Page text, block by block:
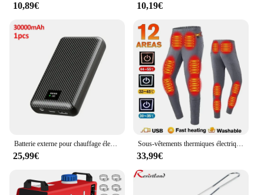
10,89€ 10,19€
Batterie externe pour chauffage électrique, chargeur portable, équipement de chauffage, 40000mAh, DC 7.4V, veste chauffante, écharpe, gants
25,99€
Sous-vêtements thermiques électriques pour hommes et femmes, équipement de veste métropolitaine, accessoires de sport d'hiver, 28 zones
33,99€